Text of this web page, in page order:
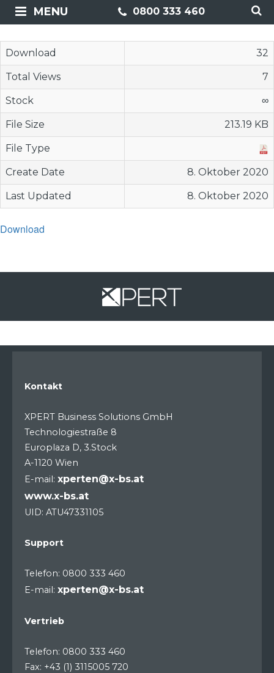
0800 333 460
MENU
Download 32
Total Views 7
Stock ∞
File Size 213.19 KB
File Type
Create Date 8. Oktober 2020
Last Updated 8. Oktober 2020
Download
Kontakt
XPERT Business Solutions GmbH
Technologiestraße 8
Europlaza D, 3.Stock
A-1120 Wien
E-mail: xperten@x-bs.at
www.x-bs.at
UID: ATU47331105
Support
Telefon: 0800 333 460
E-mail: xperten@x-bs.at
Vertrieb
Telefon: 0800 333 460
Fax: +43 (1) 3115005 720